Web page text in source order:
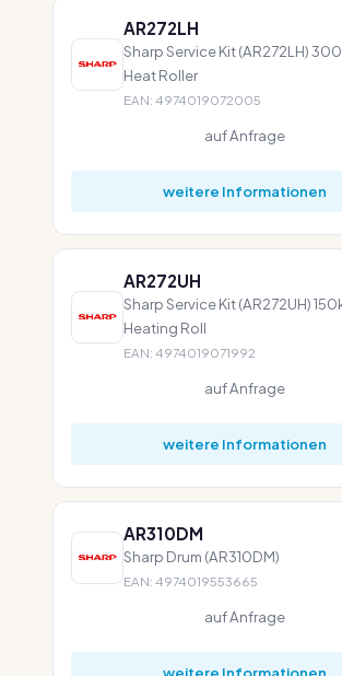
AR272LH
Sharp Service Kit (AR272LH)
Heat Roller
EAN: 4974019072005
auf Anfrage
weitere Informationen
AR272UH
Sharp Service Kit (AR272UH)
Heating Roll
EAN: 4974019071992
auf Anfrage
weitere Informationen
AR310DM
Sharp Drum (AR310DM)
EAN: 4974019553665
auf Anfrage
weitere Informationen